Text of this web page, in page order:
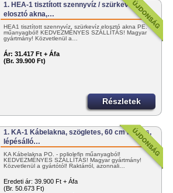
1. HEA-1 tisztított szennyvíz / szürkevíz
elosztó akna,…
HEA1 tisztított szennyvíz, szürkevíz elosztó akna PE.
műanyagból! KEDVEZMÉNYES SZÁLLÍTÁS! Magyar
gyártmány! Közvetlenül a…
Ár: 31.417 Ft + Áfa
(Br. 39.900 Ft)
Részletek
1. KA-1 Kábelakna, szögletes, 60 cm magas,
lépésálló…
KA Kábelakna PO. - poliolefin műanyagból!
KEDVEZMÉNYES SZÁLLÍTÁS! Magyar gyártmány!
Közvetlenül a gyártótól! Raktárról, azonnali…
Eredeti ár: 39.900 Ft + Áfa
(Br. 50.673 Ft)